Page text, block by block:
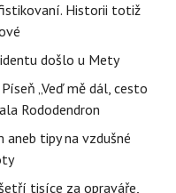
Historii totiž
došlo u Mety
„Veď mě dál, cesto
Rododendron
tipy na vzdušné
tisíce za opraváře,